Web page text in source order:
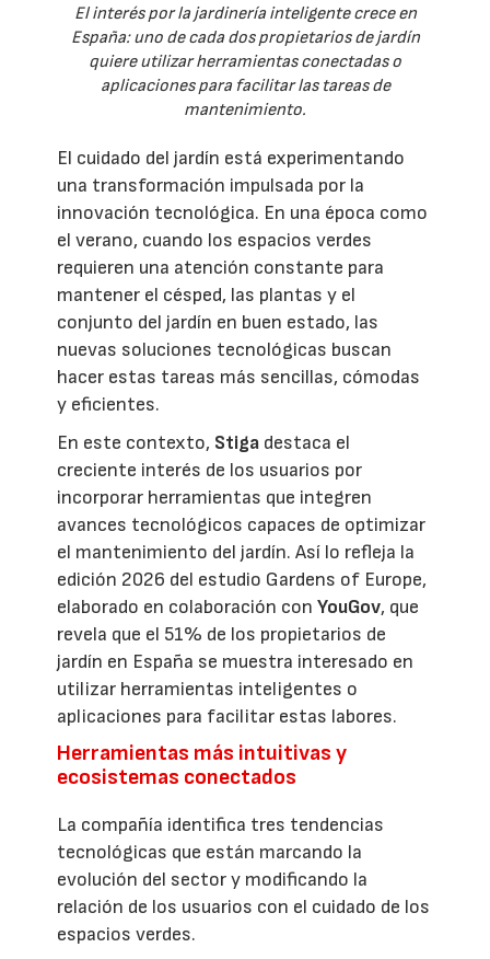
El interés por la jardinería inteligente crece en
España: uno de cada dos propietarios de jardín
quiere utilizar herramientas conectadas o
aplicaciones para facilitar las tareas de
mantenimiento.
El cuidado del jardín está experimentando
una transformación impulsada por la
innovación tecnológica. En una época como
el verano, cuando los espacios verdes
requieren una atención constante para
mantener el césped, las plantas y el
conjunto del jardín en buen estado, las
nuevas soluciones tecnológicas buscan
hacer estas tareas más sencillas, cómodas
y eficientes.
En este contexto, Stiga destaca el
creciente interés de los usuarios por
incorporar herramientas que integren
avances tecnológicos capaces de optimizar
el mantenimiento del jardín. Así lo refleja la
edición 2026 del estudio Gardens of Europe,
elaborado en colaboración conYouGov, que
revela que el 51% de los propietarios de
jardín en España se muestra interesado en
utilizar herramientas inteligentes o
aplicaciones para facilitar estas labores.
Herramientas más intuitivas y
ecosistemas conectados
La compañía identifica tres tendencias
tecnológicas que están marcando la
evolución del sector y modificando la
relación de los usuarios con el cuidado de los
espacios verdes.